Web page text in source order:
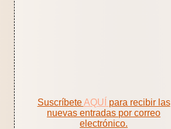
SuscríbeteAQUÍ para recibir las
nuevas entradas por correo
electrónico.